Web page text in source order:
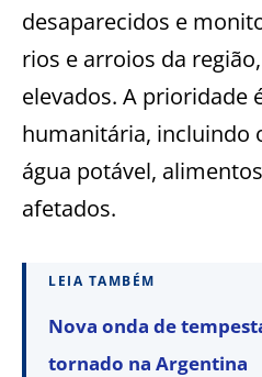
desaparecidos e
rios e arroios da
elevados. A prioridade
humanitária, incluindo
água potável,
afetados.
LEIA TAMBÉM
Nova onda de
tornado na Argentina